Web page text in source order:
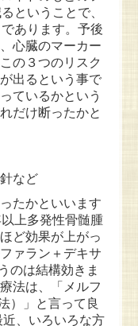
ということで、
あります。予後
心臓のマーカー
の３つのリスク
出るという事で
ているかという
だけ断ったかと
など
たかといいます
上多発性骨髄腫
ど効果が上がっ
ァラン＋デキサ
のは結構効きま
法は、「メルフ
）」と言って良